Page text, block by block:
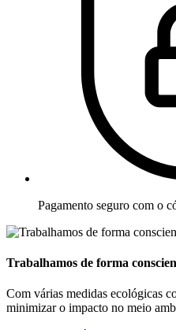
Pagamento seguro com o
Trabalhamos de forma
Com várias medidas ecológicas
minimizar o impacto no meio